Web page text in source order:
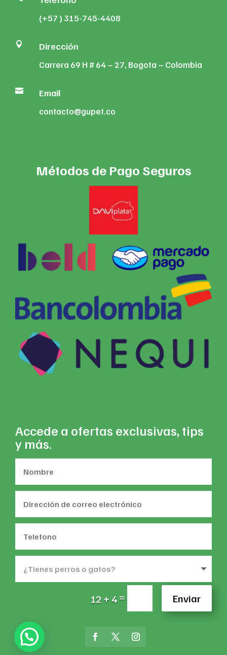
(+57 ) 315-745-4408
 Dirección
Carrera 69 H # 64 – 27, Bogota – Colombia
 Email
contacto@gupet.co
Métodos de Pago Seguros
Accede a ofertas exclusivas, tips
y más.
12 + 4= Enviar